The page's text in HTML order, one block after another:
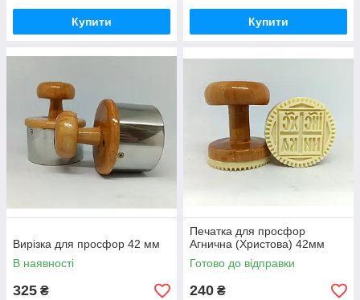
Купити Купити
Вирізка для просфор 42 мм
В наявності
325 ₴
Печатка для просфор
Агнична (Христова) 42мм
Готово до відправки
240 ₴